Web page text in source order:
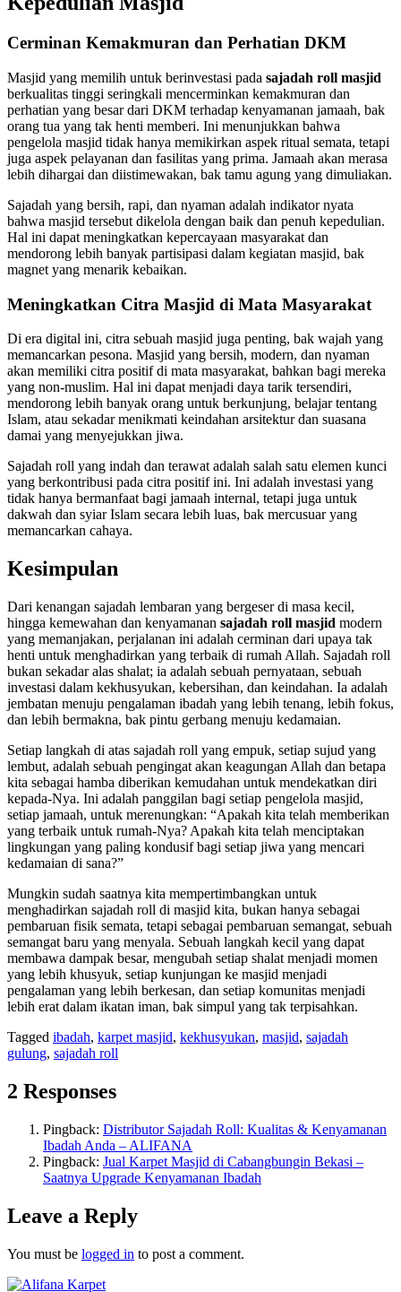
Cerminan Kemakmuran dan Perhatian DKM
Masjid yang memilih untuk berinvestasi pada sajadah roll masjid
berkualitas tinggi seringkali mencerminkan kemakmuran dan
perhatian yang besar dari DKM terhadap kenyamanan jamaah, bak
orang tua yang tak henti memberi. Ini menunjukkan bahwa
pengelola masjid tidak hanya memikirkan aspek ritual semata, tetapi
juga aspek pelayanan dan fasilitas yang prima. Jamaah akan merasa
lebih dihargai dan diistimewakan, bak tamu agung yang dimuliakan.
Sajadah yang bersih, rapi, dan nyaman adalah indikator nyata
bahwa masjid tersebut dikelola dengan baik dan penuh kepedulian.
Hal ini dapat meningkatkan kepercayaan masyarakat dan
mendorong lebih banyak partisipasi dalam kegiatan masjid, bak
magnet yang menarik kebaikan.
Meningkatkan Citra Masjid di Mata Masyarakat
Di era digital ini, citra sebuah masjid juga penting, bak wajah yang
memancarkan pesona. Masjid yang bersih, modern, dan nyaman
akan memiliki citra positif di mata masyarakat, bahkan bagi mereka
yang non-muslim. Hal ini dapat menjadi daya tarik tersendiri,
mendorong lebih banyak orang untuk berkunjung, belajar tentang
Islam, atau sekadar menikmati keindahan arsitektur dan suasana
damai yang menyejukkan jiwa.
Sajadah roll yang indah dan terawat adalah salah satu elemen kunci
yang berkontribusi pada citra positif ini. Ini adalah investasi yang
tidak hanya bermanfaat bagi jamaah internal, tetapi juga untuk
dakwah dan syiar Islam secara lebih luas, bak mercusuar yang
memancarkan cahaya.
Kesimpulan
Dari kenangan sajadah lembaran yang bergeser di masa kecil,
hingga kemewahan dan kenyamanan sajadah roll masjid modern
yang memanjakan, perjalanan ini adalah cerminan dari upaya tak
henti untuk menghadirkan yang terbaik di rumah Allah. Sajadah roll
bukan sekadar alas shalat; ia adalah sebuah pernyataan, sebuah
investasi dalam kekhusyukan, kebersihan, dan keindahan. Ia adalah
jembatan menuju pengalaman ibadah yang lebih tenang, lebih fokus,
dan lebih bermakna, bak pintu gerbang menuju kedamaian.
Setiap langkah di atas sajadah roll yang empuk, setiap sujud yang
lembut, adalah sebuah pengingat akan keagungan Allah dan betapa
kita sebagai hamba diberikan kemudahan untuk mendekatkan diri
kepada-Nya. Ini adalah panggilan bagi setiap pengelola masjid,
setiap jamaah, untuk merenungkan: “Apakah kita telah memberikan
yang terbaik untuk rumah-Nya? Apakah kita telah menciptakan
lingkungan yang paling kondusif bagi setiap jiwa yang mencari
kedamaian di sana?”
Mungkin sudah saatnya kita mempertimbangkan untuk
menghadirkan sajadah roll di masjid kita, bukan hanya sebagai
pembaruan fisik semata, tetapi sebagai pembaruan semangat, sebuah
semangat baru yang menyala. Sebuah langkah kecil yang dapat
membawa dampak besar, mengubah setiap shalat menjadi momen
yang lebih khusyuk, setiap kunjungan ke masjid menjadi
pengalaman yang lebih berkesan, dan setiap komunitas menjadi
lebih erat dalam ikatan iman, bak simpul yang tak terpisahkan.
Tagged ibadah, karpet masjid, kekhusyukan, masjid, sajadah
gulung, sajadah roll
2 Responses
Pingback: Distributor Sajadah Roll: Kualitas & Kenyamanan
Ibadah Anda – ALIFANA
Pingback: Jual Karpet Masjid di Cabangbungin Bekasi –
Saatnya Upgrade Kenyamanan Ibadah
Leave a Reply
You must be logged in to post a comment.